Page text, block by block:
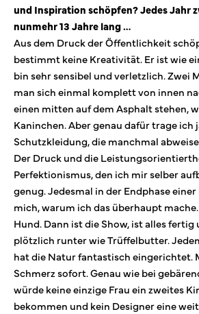
und Inspiration schöpfen? Jedes Jahr
nunmehr 13 Jahre lang …
Aus dem Druck der Öffentlichkeit
bestimmt keine Kreativität. Er ist wie
bin sehr sensibel und verletzlich. Zwei
man sich einmal komplett von innen
einen mitten auf dem Asphalt stehen,
Kaninchen. Aber genau dafür trage ich
Schutzkleidung, die manchmal
Der Druck und die
Perfektionismus, den ich mir selber
genug. Jedesmal in der Endphase
mich, warum ich das überhaupt
Hund. Dann ist die Show, ist alles fertig
plötzlich runter wie Trüffelbutter.
hat die Natur fantastisch eingerichtet.
Schmerz sofort. Genau wie bei
würde keine einzige Frau ein zweites
bekommen und kein Designer eine